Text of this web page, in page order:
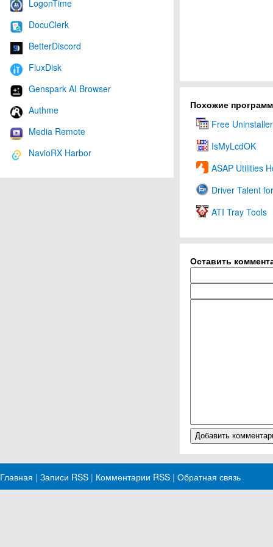
LogonTime
DocuClerk
BetterDiscord
FluxDisk
Genspark AI Browser
Authme
Media Remote
NavioRX Harbor
Похожие
Free Uninstaller
IsMyLcdOK
ASAP Utilities
Driver Talent
ATI Tray Tools
Оставить
Главная | Записи RSS | Комментарии RSS | Обратная связь